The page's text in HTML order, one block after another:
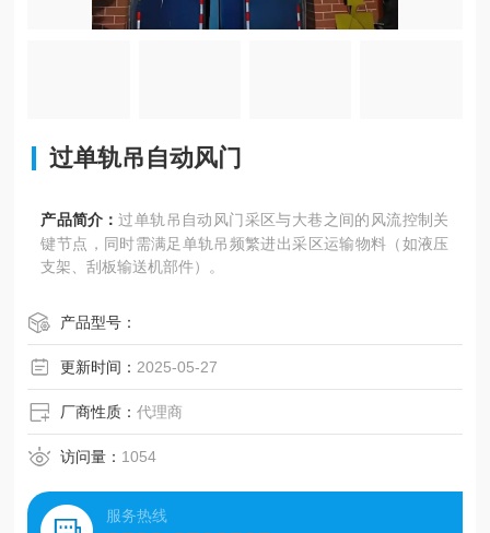
过单轨吊自动风门
产品简介：过单轨吊自动风门采区与大巷之间的风流控制关
键节点，同时需满足单轨吊频繁进出采区运输物料（如液压
支架、刮板输送机部件）。
产品型号：
更新时间： 2025-05-27
厂商性质：代理商
访问量： 1054
服务热线